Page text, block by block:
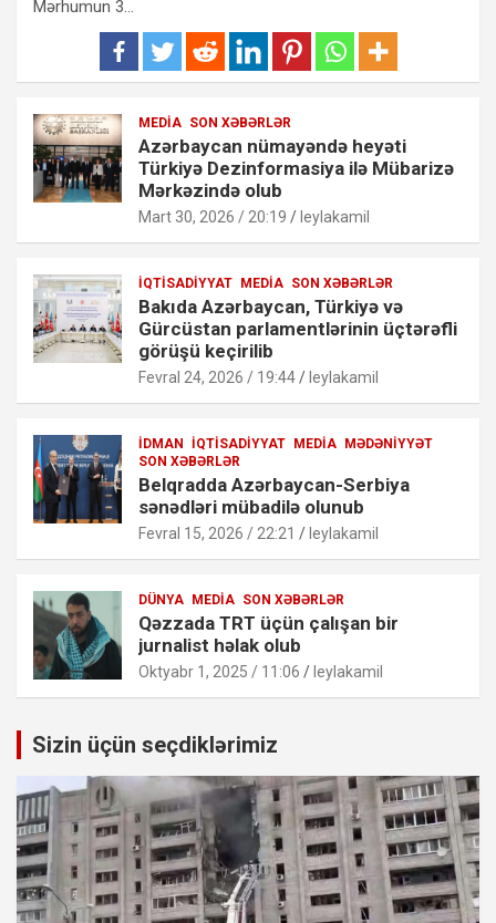
Mərhumun 3…
MEDIA SON XƏBƏRLƏR
Azərbaycan nümayəndə heyəti
Türkiyə Dezinformasiya ilə Mübarizə
Mərkəzində olub
Mart 30, 2026 / 20:19 leylakamil
İQTISADIYYAT MEDIA SON XƏBƏRLƏR
Bakıda Azərbaycan, Türkiyə və
Gürcüstan parlamentlərinin üçtərəfli
görüşü keçirilib
Fevral 24, 2026 / 19:44 leylakamil
İDMAN İQTISADIYYAT MEDIA MƏDƏNIYYƏT
SON XƏBƏRLƏR
Belqradda Azərbaycan-Serbiya
sənədləri mübadilə olunub
Fevral 15, 2026 / 22:21 leylakamil
DÜNYA MEDIA SON XƏBƏRLƏR
Qəzzada TRT üçün çalışan bir
jurnalist həlak olub
Oktyabr 1, 2025 / 11:06 leylakamil
Sizin üçün seçdiklərimiz